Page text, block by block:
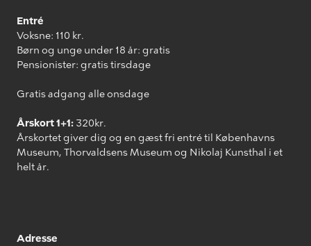
Entré
Voksne: 110 kr.
Børn og unge under 18 år: gratis
Pensionister: gratis tirsdage
Gratis adgang alle onsdage
Årskort 1+1: 320kr.
Årskortet giver dig og en gæst fri entré til Københavns
Museum, Thorvaldsens Museum og Nikolaj Kunsthal i et
helt år.
Adresse